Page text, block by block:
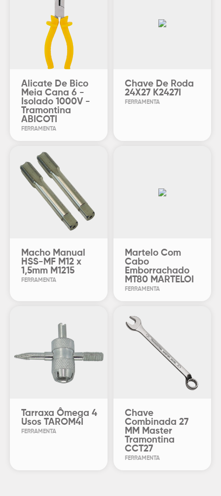
Alicate De Bico
Meia Cana 6 -
Isolado 1000V -
Tramontina
ABICOTI
FERRAMENTA
Chave De Roda
24X27 K2427I
FERRAMENTA
Macho Manual
HSS-MF M12 x
1,5mm M1215
FERRAMENTA
Martelo Com
Cabo
Emborrachado
MT80 MARTELOI
FERRAMENTA
Tarraxa Ômega 4
Usos TAROM4I
FERRAMENTA
Chave
Combinada 27
MM Master
Tramontina
CCT27
FERRAMENTA